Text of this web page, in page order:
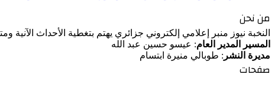
من نحن
النخبة نيوز منبر إعلامي إلكتروني جزائري يهتم بتغطية الأحداث
المسير المدير العام: عيسو حسين عبد الله
مديرة النشر : طوبالي منيرة ابتسام
صفحات